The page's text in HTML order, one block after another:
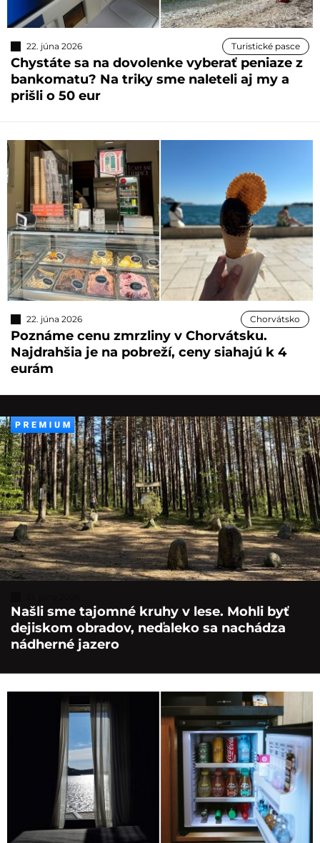
22. júna 2026 Turistické pasce
Chystáte sa na dovolenke vyberať peniaze z
bankomatu? Na triky sme naleteli aj my a
prišli o 50 eur
22. júna 2026 Chorvátsko
Poznáme cenu zmrzliny v Chorvátsku.
Najdrahšia je na pobreží, ceny siahajú k 4
eurám
Našli sme tajomné kruhy v lese. Mohli byť
dejiskom obradov, neďaleko sa nachádza
nádherné jazero